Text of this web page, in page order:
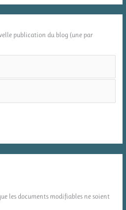
publication du blog (une par
les documents modifiables ne soient